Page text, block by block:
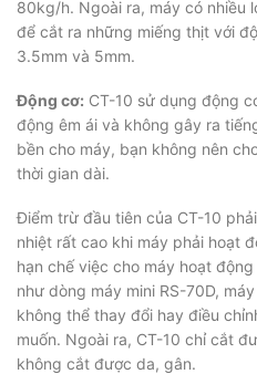
80kg/h. Ngoài ra, máy có nhiều
để cắt ra những miếng thịt với
3.5mm và 5mm.
Động cơ: CT-10 sử dụng động
động êm ái và không gây ra
bền cho máy, bạn không nên
thời gian dài.
Điểm trừ đầu tiên của CT-10
nhiệt rất cao khi máy phải hoạt
hạn chế việc cho máy hoạt
như dòng máy mini RS-70D,
không thể thay đổi hay điều
muốn. Ngoài ra, CT-10 chỉ cắt
không cắt được da, gân.